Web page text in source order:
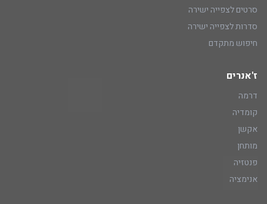
סרטים לצפייה ישירה
סדרות לצפייה ישירה
חיפוש מתקדם
ז'אנרים
דרמה
קומדיה
אקשן
מותחן
פנטזיה
אנימציה